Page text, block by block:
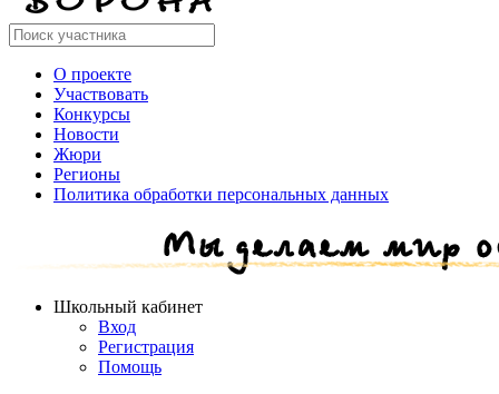
О проекте
Участвовать
Конкурсы
Новости
Жюри
Регионы
Политика обработки персональных данных
Школьный кабинет
Вход
Регистрация
Помощь